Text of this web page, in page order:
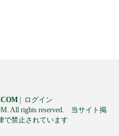
|
ログイン
All rights reserved. 当サイト掲
で禁止されています